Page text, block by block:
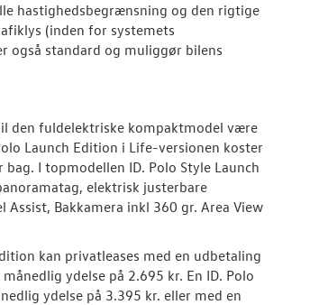
hastighedsbegrænsning og den rigtige
(inden for systemets
også standard og muliggør bilens
den fuldelektriske kompaktmodel være
Launch Edition i Life-versionen koster
I topmodellen ID. Polo Style Launch
elektrisk justerbare
Bakkamera inkl 360 gr. Area View
kan privatleases med en udbetaling
ydelse på 2.695 kr. En ID. Polo
ydelse på 3.395 kr. eller med en